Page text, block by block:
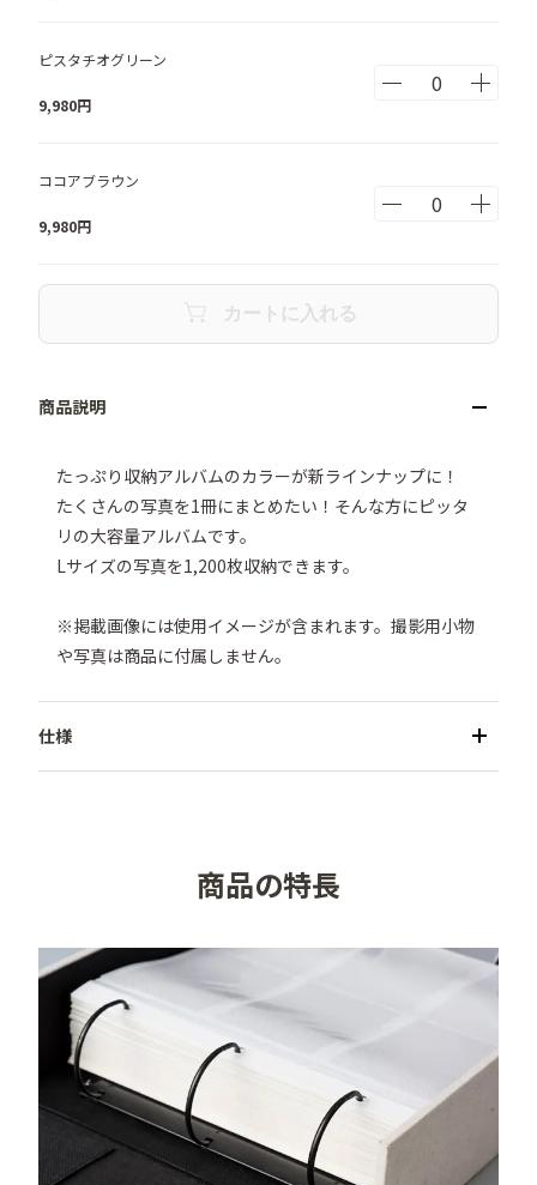
ピスタチオグリーン
9,980円
ココアブラウン
9,980円
カートに入れる
たっぷり収納アルバムのカラーが新ラインナップに！
たくさんの写真を1冊にまとめたい！そんな方にピッタ
リの大容量アルバムです。
Lサイズの写真を1,200枚収納できます。
※掲載画像には使用イメージが含まれます。撮影用小物
や写真は商品に付属しません。
●収納可能サイズ／Lサイズ（127mm×89mm）以内
●収納方式／ポケット式
●本体サイズ／W390×H345×D100mm
●重量／約4.9kg
●材質／リネン、不織布、紙、PP、鉄（※バインダー部
分）
●付属品／フリーポケット10枚、背表紙メモカード
●備考／本体に55mmの窓あり、中国製
商品の特長